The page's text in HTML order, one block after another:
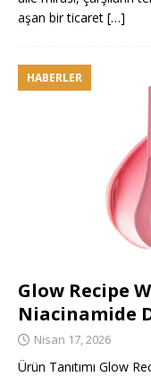
aşan bir ticaret […]
HABERLER
Glow Recipe
Niacinamide
Nisan 17, 2026
Ürün Tanıtımı Glow